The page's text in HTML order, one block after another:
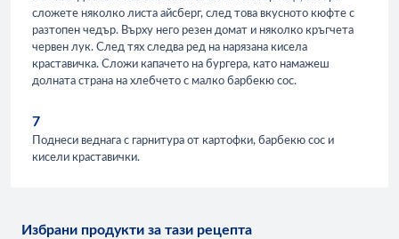
сложете няколко листа айсберг, след това вкусното кюфте с
разтопен чедър. Върху него резен домат и няколко кръгчета
червен лук. След тях следва ред на нарязана кисела
краставичка. Сложи капачето на бургера, като намажеш
долната страна на хлебчето с малко барбекю сос.
7
Поднеси веднага с гарнитура от картофки, барбекю сос и
кисели краставички.
Избрани продукти за тази рецепта